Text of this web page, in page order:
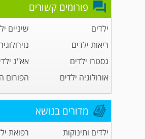
פורומים קשורים
ילדים
שיניים
ריאות ילדים
גסטרו ילדים
אא"ג
אורולוגיה ילדים
הפורום
מדורים בנושא
ילדים ותינוקות רפואת